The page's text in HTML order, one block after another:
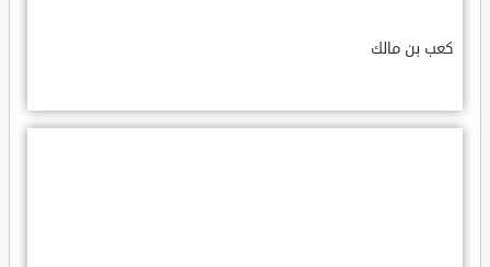
كعب بن مالك